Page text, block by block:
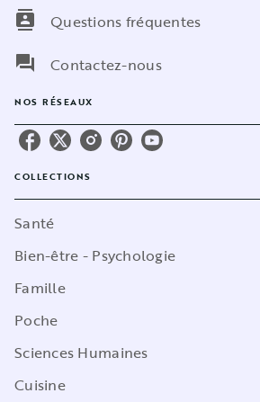
contacts
Questions fréquentes
question_answer
Contactez-nous
NOS RÉSEAUX
COLLECTIONS
Santé
Bien-être - Psychologie
Famille
Poche
Sciences Humaines
Cuisine